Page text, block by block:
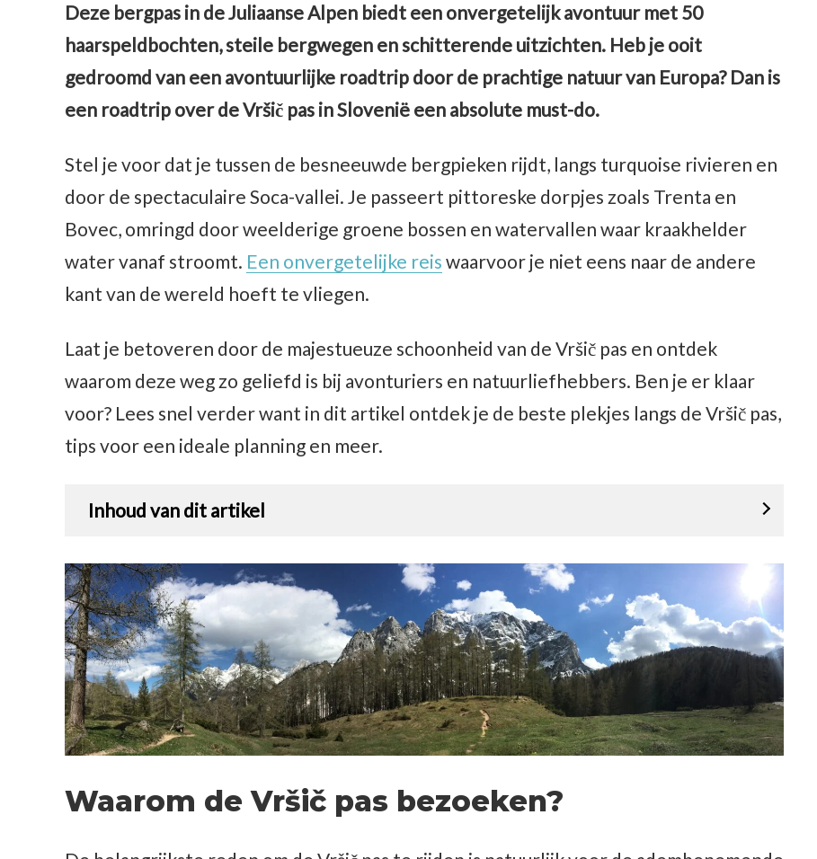
Deze bergpas in de Juliaanse Alpen biedt een onvergetelijk avontuur met 50
haarspeldbochten, steile bergwegen en schitterende uitzichten. Heb je ooit
gedroomd van een avontuurlijke roadtrip door de prachtige natuur van Europa? Dan is
een roadtrip over de Vršič pas in Slovenië een absolute must-do.
Stel je voor dat je tussen de besneeuwde bergpieken rijdt, langs turquoise rivieren en
door de spectaculaire Soca-vallei. Je passeert pittoreske dorpjes zoals Trenta en
Bovec, omringd door weelderige groene bossen en watervallen waar kraakhelder
water vanaf stroomt. Een onvergetelijke reis waarvoor je niet eens naar de andere
kant van de wereld hoeft te vliegen.
Laat je betoveren door de majestueuze schoonheid van de Vršič pas en ontdek
waarom deze weg zo geliefd is bij avonturiers en natuurliefhebbers. Ben je er klaar
voor? Lees snel verder want in dit artikel ontdek je de beste plekjes langs de Vršič pas,
tips voor een ideale planning en meer.
Inhoud van dit artikel
Waarom de Vršič pas bezoeken?